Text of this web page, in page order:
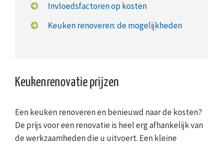
Invloedsfactoren op kosten
Keuken renoveren: de mogelijkheden
Keukenrenovatie prijzen
Een keuken renoveren en benieuwd naar de kosten?
De prijs voor een renovatie is heel erg afhankelijk van
de werkzaamheden die u uitvoert. Een kleine